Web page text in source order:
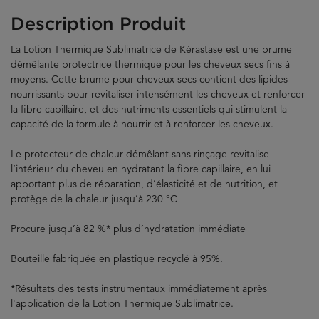
Description Produit
La Lotion Thermique Sublimatrice de Kérastase est une brume
démêlante protectrice thermique pour les cheveux secs fins à
moyens. Cette brume pour cheveux secs contient des lipides
nourrissants pour revitaliser intensément les cheveux et renforcer
la fibre capillaire, et des nutriments essentiels qui stimulent la
capacité de la formule à nourrir et à renforcer les cheveux.
Le protecteur de chaleur démêlant sans rinçage revitalise
l’intérieur du cheveu en hydratant la fibre capillaire, en lui
apportant plus de réparation, d’élasticité et de nutrition, et
protège de la chaleur jusqu’à 230 °C
Procure jusqu’à 82 %* plus d’hydratation immédiate
Bouteille fabriquée en plastique recyclé à 95%.
*Résultats des tests instrumentaux immédiatement après
l'application de la Lotion Thermique Sublimatrice.